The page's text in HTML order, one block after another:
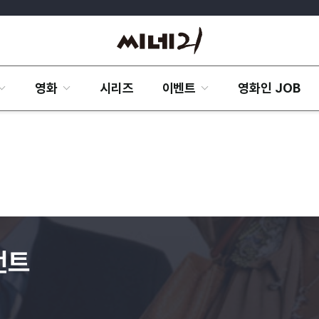
영화 시리즈 이벤트 영화인 JOB
트